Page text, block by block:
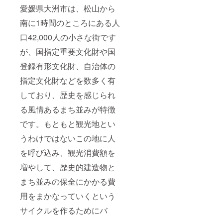
愛媛県大洲市は、松山から
南に1時間のところにある人
口42,000人の小さな街です
が、国指定重要文化財や国
登録有形文化財、自治体の
指定文化財などを数多く有
しており、歴史を感じられ
る風情あるまち並みが特徴
です。もともと観光地とい
うわけではないこの地に人
を呼び込み、観光消費額を
増やして、歴史的建造物と
まち並みの保全にかかる費
用をまかなっていくという
サイクルを作るためにバ